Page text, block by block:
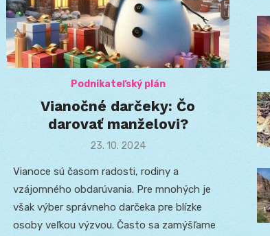
Podnikateľský plán
Vianočné darčeky: Čo
darovať manželovi?
Posted
23. 10. 2024
Vianoce sú časom radosti, rodiny a
vzájomného obdarúvania. Pre mnohých je
však výber správneho darčeka pre blízke
osoby veľkou výzvou. Často sa zamýšľame